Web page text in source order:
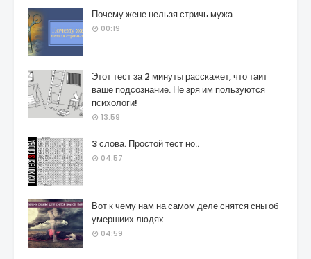
Почему жене нельзя стричь мужа
00:19
Этот тест за 2 минуты расскажет, что таит
ваше подсознание. Не зря им пользуются
психологи!
13:59
3 слова. Простой тест но..
04:57
Вот к чему нам на самом деле снятся сны об
умершиих людях
04:59